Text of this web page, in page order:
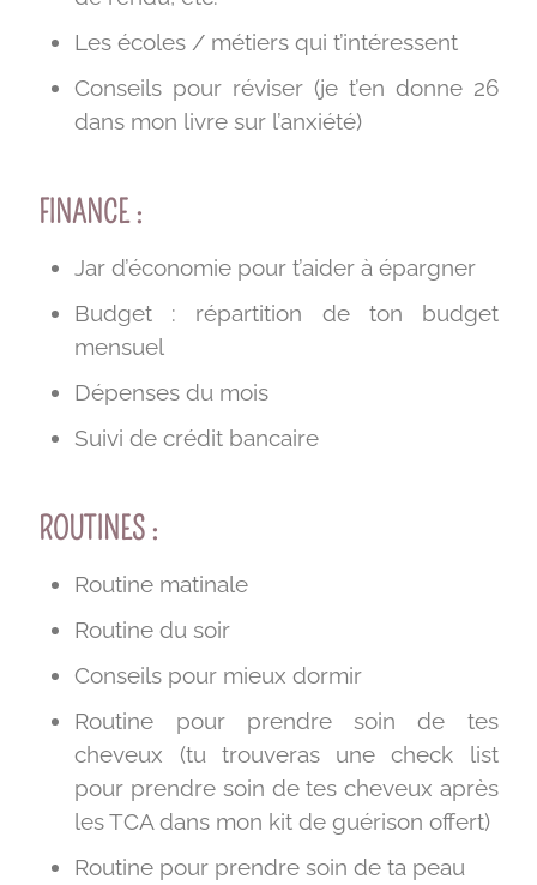
Les écoles / métiers qui t’intéressent
Conseils pour réviser (je t’en donne 26
dans mon livre sur l’anxiété)
FINANCE :
Jar d’économie pour t’aider à épargner
Budget : répartition de ton budget
mensuel
Dépenses du mois
Suivi de crédit bancaire
ROUTINES :
Routine matinale
Routine du soir
Conseils pour mieux dormir
Routine pour prendre soin de tes
cheveux (tu trouveras une check list
pour prendre soin de tes cheveux après
les TCA dans mon kit de guérison offert)
Routine pour prendre soin de ta peau